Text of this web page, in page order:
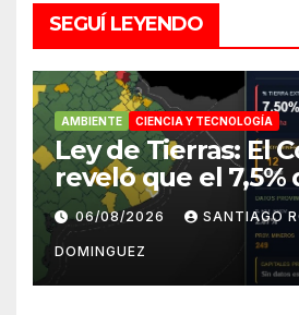
SEGUÍ LEYENDO
AMBIENTE CIENCIA Y TECNOLOGÍA
Ley de Tierras: El
reveló que el 7,5%
tierras rurales de
Plata pertenecen
extranjeros
06/08/2026 SANTIAGO
DOMINGUEZ